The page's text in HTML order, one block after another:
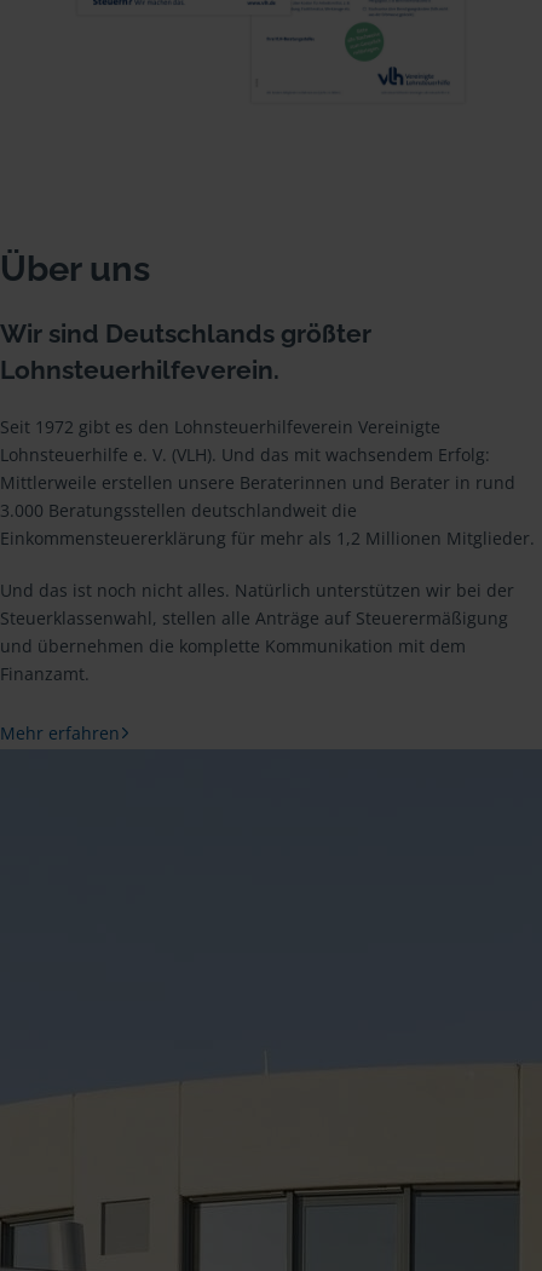
Über uns
Wir sind Deutschlands größter
Lohnsteuerhilfeverein.
Seit 1972 gibt es den Lohnsteuerhilfeverein Vereinigte
Lohnsteuerhilfe e. V. (VLH). Und das mit wachsendem Erfolg:
Mittlerweile erstellen unsere Beraterinnen und Berater in rund
3.000 Beratungsstellen deutschlandweit die
Einkommensteuererklärung für mehr als 1,2 Millionen Mitglieder.
Und das ist noch nicht alles. Natürlich unterstützen wir bei der
Steuerklassenwahl, stellen alle Anträge auf Steuerermäßigung
und übernehmen die komplette Kommunikation mit dem
Finanzamt.
Mehr erfahren